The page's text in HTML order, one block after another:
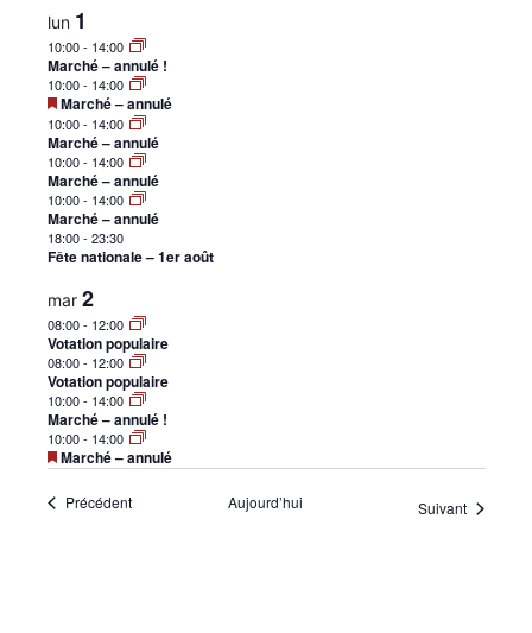
Laconnex
Canton
Genève
lun 1
10:00- 14:00
Marché – annulé !
10:00- 14:00
Mis
en
avant
Marché – annulé
10:00- 14:00
Marché – annulé
10:00- 14:00
Marché – annulé
10:00- 14:00
Marché – annulé
18:00- 23:30
Fête nationale – 1er août
mar 2
08:00- 12:00
Votation populaire
08:00- 12:00
Votation populaire
10:00- 14:00
Marché – annulé !
10:00- 14:00
Mis
en
avant
Marché – annulé
PrécédentÉvènements Aujourd’hui Suivant